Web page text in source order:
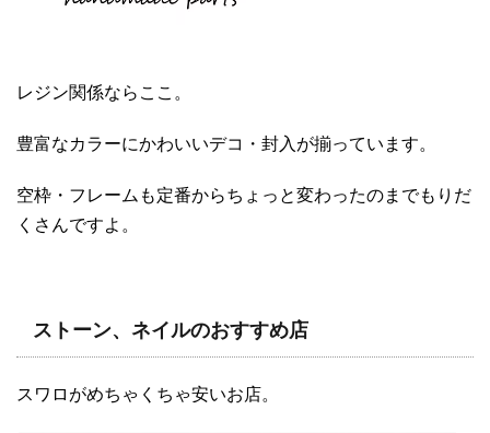
レジン関係ならここ。
豊富なカラーにかわいいデコ・封入が揃っています。
空枠・フレームも定番からちょっと変わったのまでもりだ
くさんですよ。
ストーン、ネイルのおすすめ店
スワロがめちゃくちゃ安いお店。